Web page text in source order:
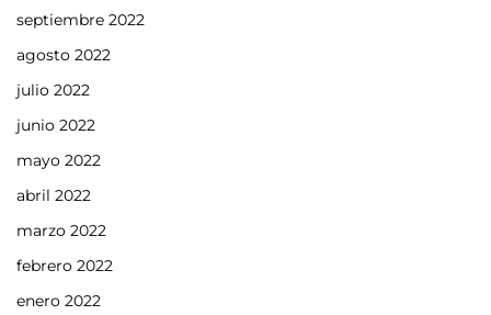
septiembre 2022
agosto 2022
julio 2022
junio 2022
mayo 2022
abril 2022
marzo 2022
febrero 2022
enero 2022